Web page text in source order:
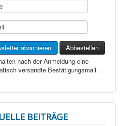
nach der Anmeldung eine
versandte Bestätigungsmail.
BEITRÄGE